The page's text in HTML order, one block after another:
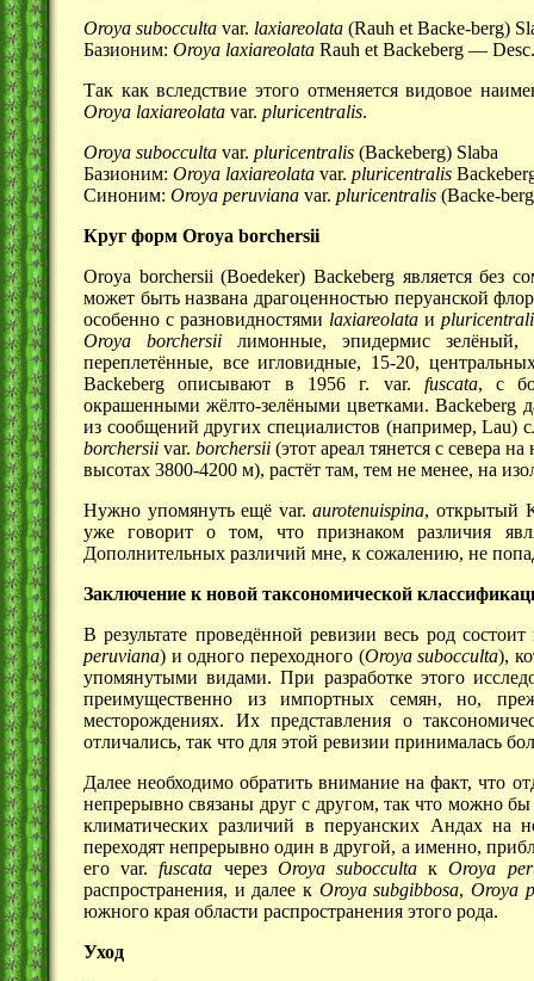
Oroya subocculta var. laxiareolata (Rauh et Backe-berg)
Базионим: Oroya laxiareolata Rauh etBackeberg —
Так как вследствие этого отменяется видовое
Oroya laxiareolata var. pluricentralis.
Oroya subocculta var. pluricentralis (Backeberg) Slaba
Базионим: Oroya laxiareolata var. pluricentralis
Синоним: Oroya peruviana var. pluricentralis (Backe-
Круг форм Oroya borchersii
Oroya borchersii (Boedeker) Backeberg является без
может быть названа драгоценностью перуанской
особенно с разновидностями laxiareolata и
Oroya borchersii лимонные, эпидермис зелёный,
переплетённые, все игловидные, 15-20,
Backeberg описывают в 1956 г. var. fuscata, с
окрашенными жёлто-зелёными цветками. Backeberg
из сообщений других специалистов (например, Lau)
borchersii var.borchersii (этот ареал тянется с севера
высотах 3800-4200 м), растёт там, тем не менее, на
Нужно упомянуть ещё var.aurotenuispina, открытый
уже говорит о том, что признаком различия
Дополнительных различий мне, к сожалению, не
Заключение к новой таксономической
В результате проведённой ревизии весь род
peruviana) и одного переходного (Oroya subocculta),
упомянутыми видами. При разработке этого
преимущественно из импортных семян, но,
месторождениях. Их представления о
отличались, так что для этой ревизии принималась
Далее необходимо обратить внимание на факт, что
непрерывно связаны друг с другом, так что можно
климатических различий в перуанских Андах на
переходят непрерывно один в другой, а именно,
его var.fuscata через Oroya suboccultaкOroya
распространения, и далее к Oroya subgibbosa, Oroya
южного края области распространения этого рода.
Уход